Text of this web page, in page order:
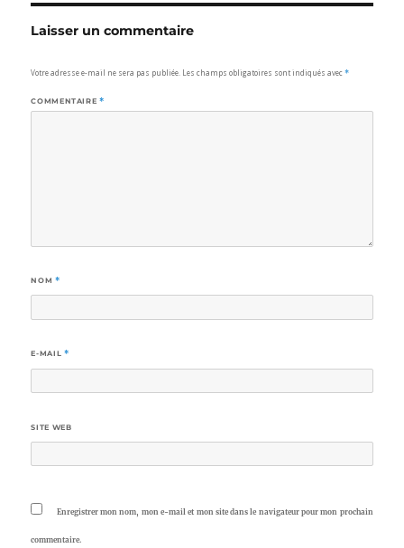
Laisser un commentaire
Votre adresse e-mail ne sera pas publiée. Les champs obligatoires sont indiqués avec*
COMMENTAIRE *
NOM *
E-MAIL *
SITE WEB
Enregistrer mon nom, mon e-mail et mon site dans le navigateur pour mon prochain
commentaire.